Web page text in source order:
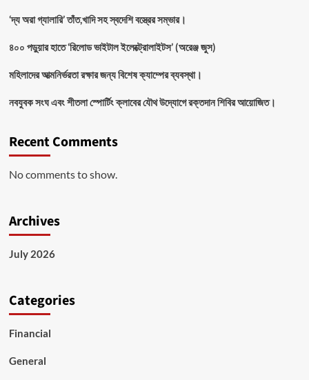
‘দ্য অরা গ্যালারি’ তাঁত,খাদি সহ স্বদেশি বস্ত্রের সম্ভার।
৪০০ পড়ুয়ার হাতে ‘রিলোড ভাইটাল ইলেক্ট্রোলাইটস’ (অরেঞ্জ জুস)
মহিলাদের আত্মনির্ভরতা রক্ষার জন্য বিশেষ ক্যাম্পের ব্যবস্থা।
নবযুবক সংঘ এবং শীতলা স্পোর্টিং ক্লাবের যৌথ উদ্যোগে রক্তদান শিবির আয়োজিত।
Recent Comments
No comments to show.
Archives
July 2026
Categories
Financial
General